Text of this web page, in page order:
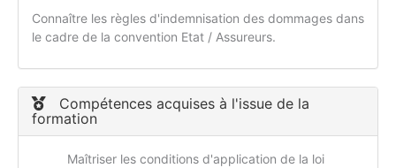
Connaître les règles d'indemnisation des dommages dans
le cadre de la convention Etat / Assureurs.
Compétences acquises à l'issue de la
formation
Maîtriser les conditions d'application de la loi